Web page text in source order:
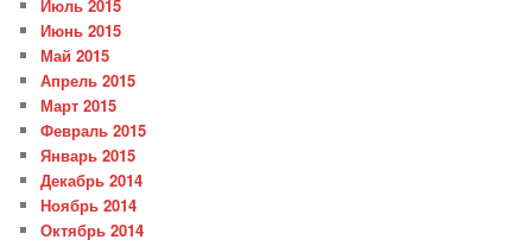
Июль 2015
Июнь 2015
Май 2015
Апрель 2015
Март 2015
Февраль 2015
Январь 2015
Декабрь 2014
Ноябрь 2014
Октябрь 2014